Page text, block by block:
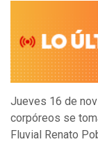
Jueves 16 de
corpóreos se
Fluvial Renato